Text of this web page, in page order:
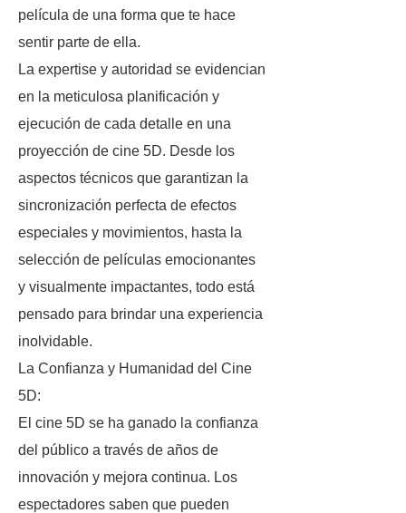
película de una forma que te hace
sentir parte de ella.
La expertise y autoridad se evidencian
en la meticulosa planificación y
ejecución de cada detalle en una
proyección de cine 5D. Desde los
aspectos técnicos que garantizan la
sincronización perfecta de efectos
especiales y movimientos, hasta la
selección de películas emocionantes
y visualmente impactantes, todo está
pensado para brindar una experiencia
inolvidable.
La Confianza y Humanidad del Cine
5D:
El cine 5D se ha ganado la confianza
del público a través de años de
innovación y mejora continua. Los
espectadores saben que pueden